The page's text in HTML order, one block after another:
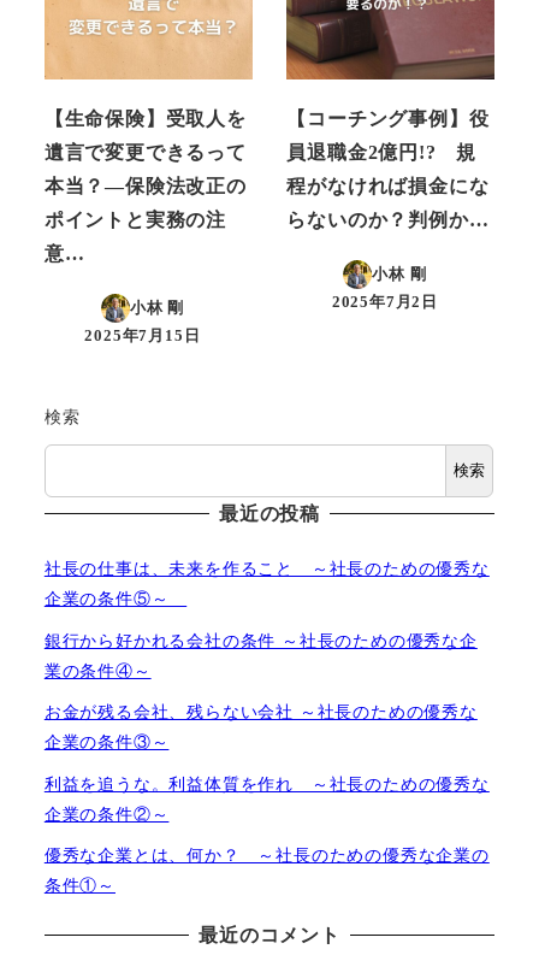
【生命保険】受取人を
遺言で変更できるって
本当？―保険法改正の
ポイントと実務の注
意…
小林 剛
投稿日
2025年7月15日
【コーチング事例】役
員退職金2億円!? 規
程がなければ損金にな
らないのか？判例か…
小林 剛
投稿日
2025年7月2日
検索
検索
最近の投稿
社長の仕事は、未来を作ること ～社長のための優秀な
企業の条件⑤～
銀行から好かれる会社の条件 ～社長のための優秀な企
業の条件④～
お金が残る会社、残らない会社 ～社長のための優秀な
企業の条件③～
利益を追うな。利益体質を作れ ～社長のための優秀な
企業の条件②～
優秀な企業とは、何か？ ～社長のための優秀な企業の
条件①～
最近のコメント